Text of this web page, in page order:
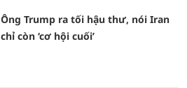
Ông Trump ra tối hậu thư, nói Iran
chỉ còn ‘cơ hội cuối’